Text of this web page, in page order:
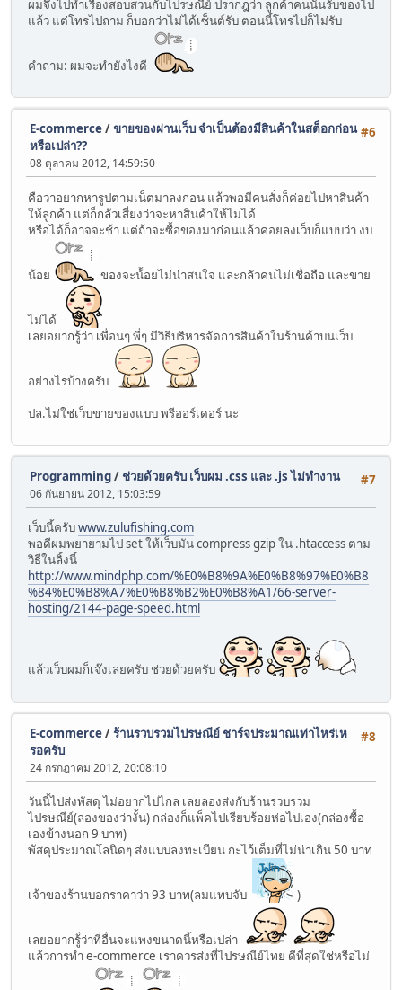
ผมจึงไปทำเรื่องสอบสวนกับไปรษณีย์ ปรากฎว่า ลูกค้าคนนั้นรับของไป
แล้ว แต่โทรไปถาม ก็บอกว่าไม่ได้เซ็นต์รับ ตอนนี้โทรไปก็ไม่รับ
คำถาม: ผมจะทำยังไงดี
#6
E-commerce/ขายของผ่านเว็บ จำเป็นต้องมีสินค้าในสต็อกก่อน
หรือเปล่า??
08 ตุลาคม 2012, 14:59:50
คือว่าอยากหารูปตามเน็ตมาลงก่อน แล้วพอมีคนสั่งก็ค่อยไปหาสินค้า
ให้ลูกค้า แต่ก็กลัวเสี่ยงว่าจะหาสินค้าให้ไม่ได้
หรือได้ก็อาจจะช้า แต่ถ้าจะซื้อของมาก่อนแล้วค่อยลงเว็บก็แบบว่า งบ
น้อย ของจะน้้อยไม่น่าสนใจ และกลัวคนไม่เชื่อถือ และขาย
ไม่ได้
เลยอยากรู้ว่า เพื่อนๆ พี่ๆ มีวิธีบริหารจัดการสินค้าในร้านค้าบนเว็บ
อย่างไรบ้างครับ
ปล.ไม่ใช่เว็บขายของแบบ พรีออร์เดอร์ นะ
#7
Programming/ ช่วยด้วยครับ เว็บผม .css และ .js ไม่ทำงาน
06 กันยายน 2012, 15:03:59
เว็บนี้ครับwww.zulufishing.com
พอดีผมพยายามไป set ให้เว็บมัน compress gzip ใน .htaccess ตาม
วิธีในลิ้งนี้
http://www.mindphp.com/%E0%B8%9A%E0%B8%97%E0%B8
%84%E0%B8%A7%E0%B8%B2%E0%B8%A1/66-server-
hosting/2144-page-speed.html
แล้วเว็บผมก็เจ๊งเลยครับ ช่วยด้วยครับ
#8
E-commerce/ร้านรวบรวมไปรษณีย์ ชาร์จประมาณเท่าไหร่เห
รอครับ
24 กรกฎาคม 2012, 20:08:10
วันนี้ไปส่งพัสดุ ไม่อยากไปไกล เลยลองส่งกับร้านรวบรวม
ไปรษณีย์(ลองของว่างั้น) กล่องก็แพ็คไปเรียบร้อยห่อไปเอง(กล่องซื้อ
เองข้างนอก 9 บาท)
พัสดุประมาณโลนิดๆ ส่งแบบลงทะเบียน กะไว้เต็มที่ไม่น่าเกิน 50 บาท
เจ้าของร้านบอกราคาว่า 93 บาท(ลมแทบจับ )
เลยอยากรู้่ว่าที่อื่นจะแพงขนาดนี้หรือเปล่า
แล้วการทำ e-commerce เราควรส่งที่ไปรษณีย์ไทย ดีที่สุดใช่หรือไม่